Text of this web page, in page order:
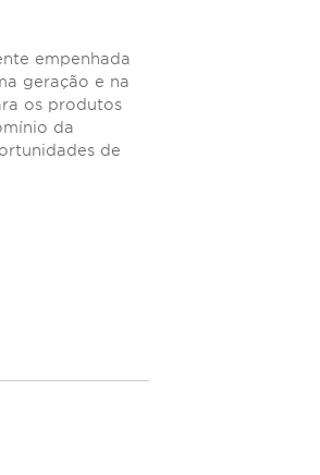
empenhada
geração e na
os produtos
da
de